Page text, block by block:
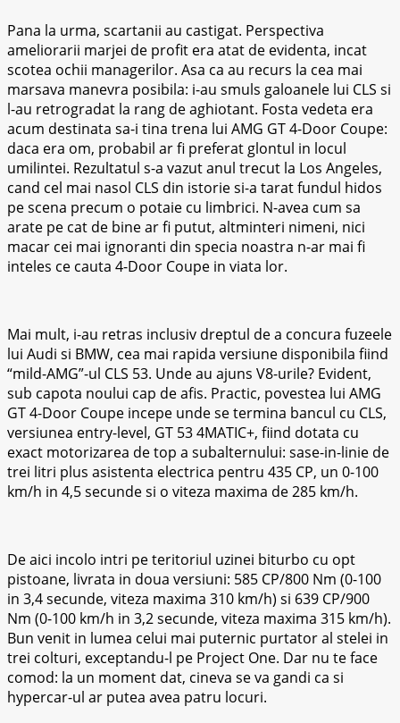
Pana la urma, scartanii au castigat. Perspectiva
ameliorarii marjei de profit era atat de evidenta, incat
scotea ochii managerilor. Asa ca au recurs la cea mai
marsava manevra posibila: i-au smuls galoanele lui CLS si
l-au retrogradat la rang de aghiotant. Fosta vedeta era
acum destinata sa-i tina trena lui AMG GT 4-Door Coupe:
daca era om, probabil ar fi preferat glontul in locul
umilintei. Rezultatul s-a vazut anul trecut la Los Angeles,
cand cel mai nasol CLS din istorie si-a tarat fundul hidos
pe scena precum o potaie cu limbrici. N-avea cum sa
arate pe cat de bine ar fi putut, altminteri nimeni, nici
macar cei mai ignoranti din specia noastra n-ar mai fi
inteles ce cauta 4-Door Coupe in viata lor.
Mai mult, i-au retras inclusiv dreptul de a concura fuzeele
lui Audi si BMW, cea mai rapida versiune disponibila fiind
“mild-AMG”-ul CLS 53. Unde au ajuns V8-urile? Evident,
sub capota noului cap de afis. Practic, povestea lui AMG
GT 4-Door Coupe incepe unde se termina bancul cu CLS,
versiunea entry-level, GT 53 4MATIC+, fiind dotata cu
exact motorizarea de top a subalternului: sase-in-linie de
trei litri plus asistenta electrica pentru 435 CP, un 0-100
km/h in 4,5 secunde si o viteza maxima de 285 km/h.
De aici incolo intri pe teritoriul uzinei biturbo cu opt
pistoane, livrata in doua versiuni: 585 CP/800 Nm (0-100
in 3,4 secunde, viteza maxima 310 km/h) si 639 CP/900
Nm (0-100 km/h in 3,2 secunde, viteza maxima 315 km/h).
Bun venit in lumea celui mai puternic purtator al stelei in
trei colturi, exceptandu-l pe Project One. Dar nu te face
comod: la un moment dat, cineva se va gandi ca si
hypercar-ul ar putea avea patru locuri.